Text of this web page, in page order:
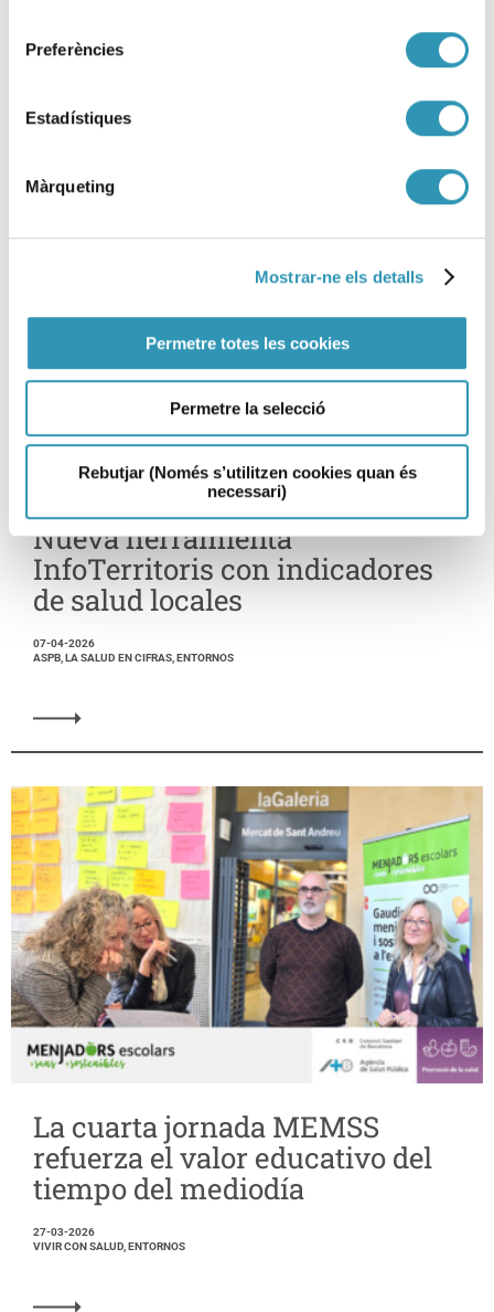
Preferències
Estadístiques
Màrqueting
Mostrar-ne els detalls
Permetre totes les cookies
Permetre la selecció
Rebutjar (Només s’utilitzen cookies quan és
necessari)
05-05-2026
Nueva herramienta
InfoTerritoris con indicadores
de salud locales
07-04-2026
ASPB, LA SALUD EN CIFRAS, ENTORNOS
La cuarta jornada MEMSS
refuerza el valor educativo del
tiempo del mediodía
27-03-2026
VIVIR CON SALUD, ENTORNOS